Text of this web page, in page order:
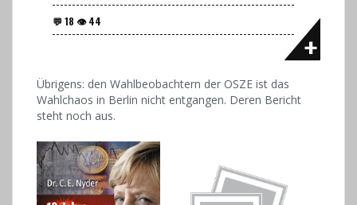
Übrigens: den Wahlbeobachtern der OSZE ist das
Wahlchaos in Berlin nicht entgangen. Deren Bericht
steht noch aus.